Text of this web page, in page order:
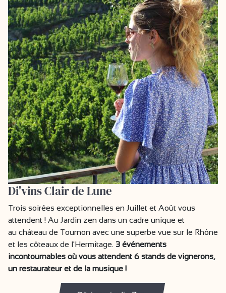
Di'vins Clair de Lune
Trois soirées exceptionnelles en Juillet et Août vous
attendent ! Au Jardin zen dans un cadre unique et
au château de Tournon avec une superbe vue sur le Rhône
et les côteaux de l'Hermitage. 3 événements
incontournables où vous attendent 6 stands de vignerons,
un restaurateur et de la musique !